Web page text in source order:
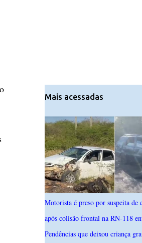
Mais acessadas
Motorista é preso por suspeita de
após colisão frontal na RN-118
Pendências que deixou criança